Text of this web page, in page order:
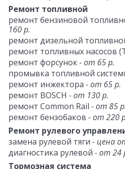
Ремонт топливной
ремонт бензиновой
160 р.
ремонт дизельной
ремонт топливных насосов
ремонт форсунок- от 65 р.
промывка топливной
ремонт инжектора - от 65 р.
ремонт BOSCH - от 130 р.
ремонт Common Rail - от 85
ремонт бензобаков - от 220
Ремонт рулевого
замена рулевой тяги - цена
диагностика рулевой - от 24
Тормозная система